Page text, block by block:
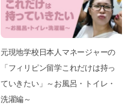
元現地学校日本人マネージャーの
「フィリピン留学これだけは持っ
ていきたい」～お風呂・トイレ・
洗濯編～